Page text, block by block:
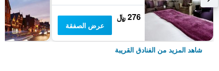
276 ﷼
عرض الصفقة
شاهد المزيد من الفنادق القريبة